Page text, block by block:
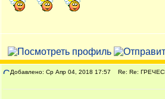
Добавлено: Ср Апр 04, 2018 17:57 Re: Re: